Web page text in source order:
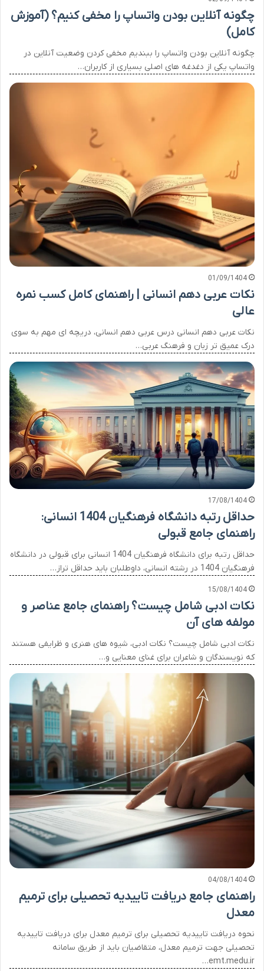
چگونه آنلاین بودن واتساپ را مخفی کنیم؟ (آموزش
کامل)
چگونه آنلاین بودن واتساپ را ببندیم مخفی کردن وضعیت آنلاین در
واتساپ یکی از دغدغه های اصلی بسیاری از کاربران…
01/09/1404
نکات عربی دهم انسانی | راهنمای کامل کسب نمره
عالی
نکات عربی دهم انسانی درس عربی دهم انسانی، دریچه ای مهم به سوی
درک عمیق تر زبان و فرهنگ عربی…
17/08/1404
حداقل رتبه دانشگاه فرهنگیان 1404 انسانی:
راهنمای جامع قبولی
حداقل رتبه برای دانشگاه فرهنگیان 1404 انسانی برای قبولی در دانشگاه
فرهنگیان 1404 در رشته انسانی، داوطلبان باید حداقل تراز…
15/08/1404
نکات ادبی شامل چیست؟ راهنمای جامع عناصر و
مولفه های آن
نکات ادبی شامل چیست؟ نکات ادبی، شیوه های هنری و ظرایفی هستند
که نویسندگان و شاعران برای غنای معنایی و…
04/08/1404
راهنمای جامع دریافت تاییدیه تحصیلی برای ترمیم
معدل
نحوه دریافت تاییدیه تحصیلی برای ترمیم معدل برای دریافت تاییدیه
تحصیلی جهت ترمیم معدل، متقاضیان باید از طریق سامانه
emt.medu.ir…